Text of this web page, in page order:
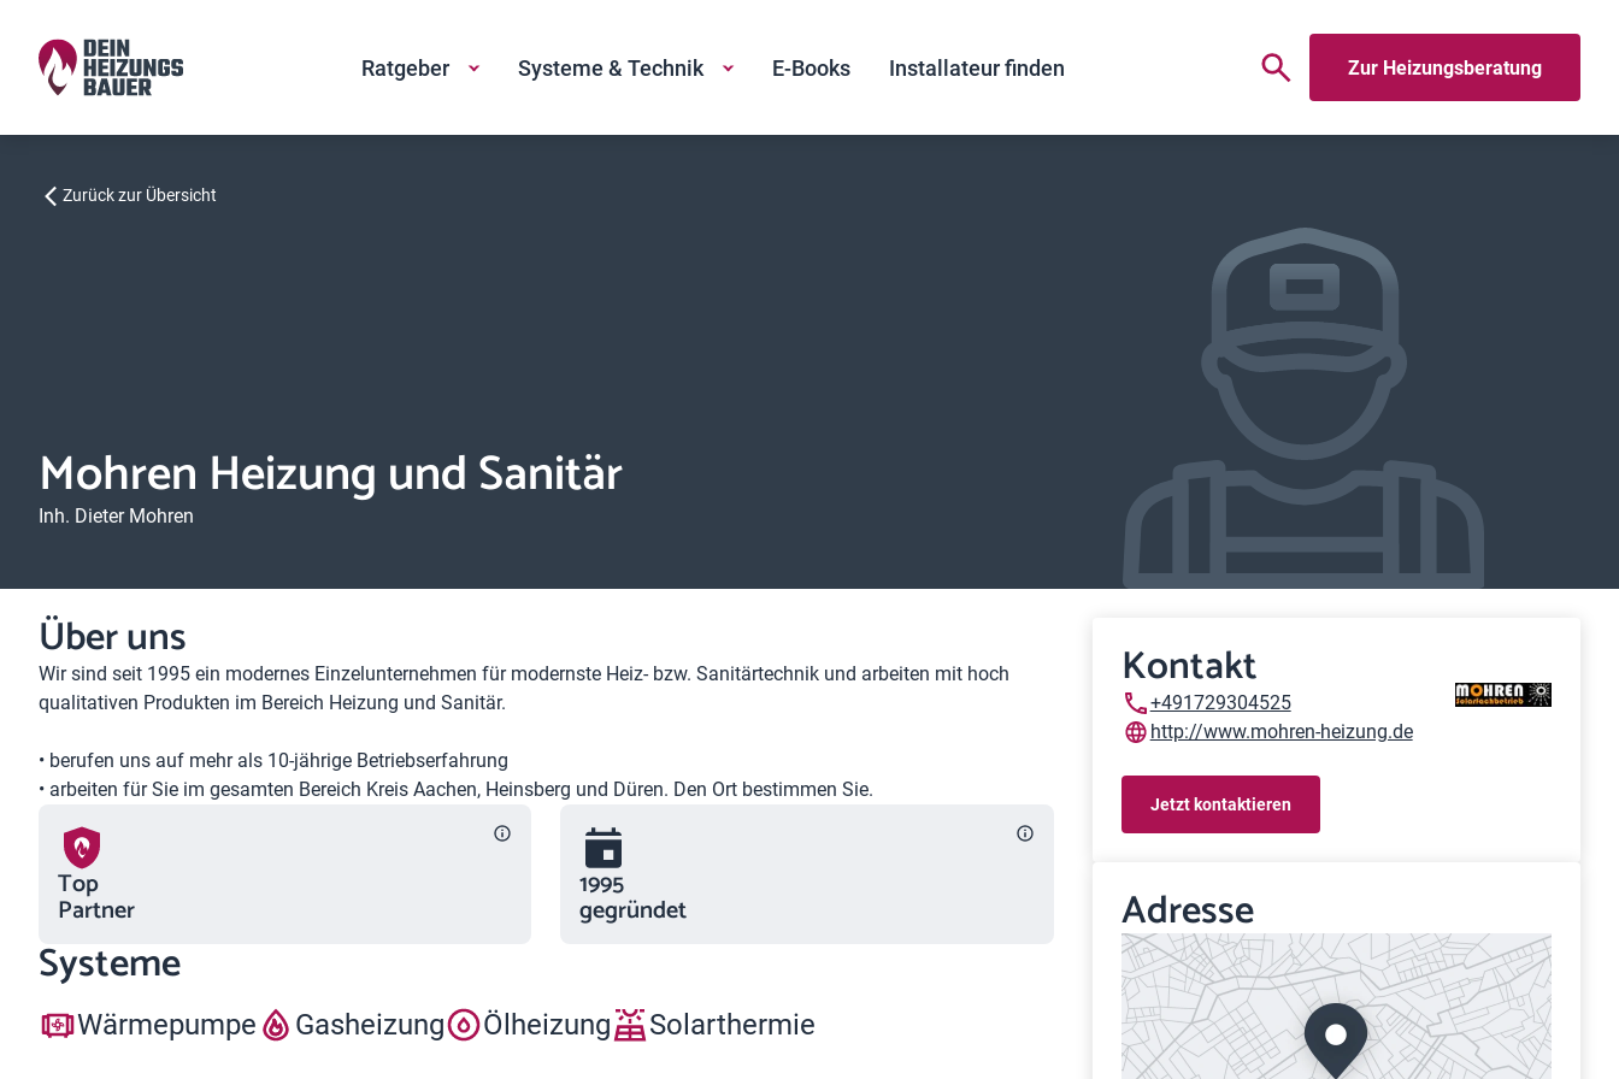
Ratgeber Systeme & Technik E-Books Installateur finden Zur Heizungsberatung
Zurück zur Übersicht
Mohren Heizung und Sanitär
Inh. Dieter Mohren
Über uns
Wir sind seit 1995 ein modernes Einzelunternehmen für modernste Heiz- bzw. Sanitärtechnik und arbeiten mit hoch
qualitativen Produkten im Bereich Heizung und Sanitär.
• berufen uns auf mehr als 10-jährige Betriebserfahrung
• arbeiten für Sie im gesamten Bereich Kreis Aachen, Heinsberg und Düren. Den Ort bestimmen Sie.
Top
Partner
1995
gegründet
Systeme
Wärmepumpe Gasheizung Ölheizung Solarthermie
Kontakt
+491729304525
http://www.mohren-heizung.de
Jetzt kontaktieren
Adresse